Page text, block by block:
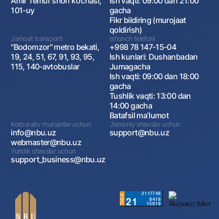
101-uy
gacha
Fikr bildiring (murojaat
qoldirish)
Jamoat transporti
"Bodomzor" metro bekati,
19, 24, 51, 67, 91, 93, 95,
115, 140-avtobuslar
Ishonch telefoni
+998 78 147-15-04
Ish kunlari: Dushanbadan
Jumagacha
Ish vaqti: 09:00 dan 18:00
gacha
Tushlik vaqti: 13:00 dan
14:00 gacha
Batafsil maʼlumot
Korporativ murojatlar uchun
info@nbu.uz
webmaster@nbu.uz
Jismoniy shaxslar uchun
support@nbu.uz
Yuridik shaxslar uchun
support_business@nbu.uz